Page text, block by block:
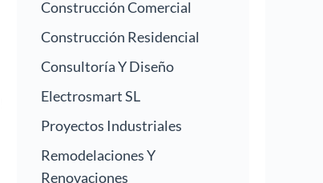
Construcción Comercial
Construcción Residencial
Consultoría Y Diseño
Electrosmart SL
Proyectos Industriales
Remodelaciones Y
Renovaciones